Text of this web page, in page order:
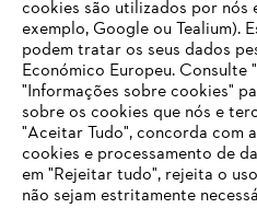
FAQs Loja Online
Contacto
O SEU
ESTE WEBSITE
cookies são utilizados por
exemplo, Google ou Tealium).
podem tratar os seus dados
Económico Europeu. Consulte
"Informações sobre cookies"
sobre os cookies que nós e
"Aceitar Tudo", concorda com
cookies e processamento de
em "Rejeitar tudo", rejeita o
não sejam estritamente